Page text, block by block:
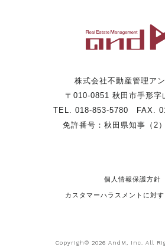
株式会社不動産管理ア
〒010-0851 秋田市手形字
TEL. 018-853-5780 FAX.
免許番号：秋田県知事（2
個人情報保護方針
カスタマーハラスメントに対
Copyrigh© 2026 AndM, Inc. All